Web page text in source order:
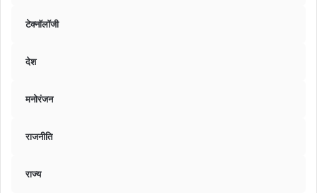
टेक्नॉलॉजी
देश
मनोरंजन
राजनीति
राज्य